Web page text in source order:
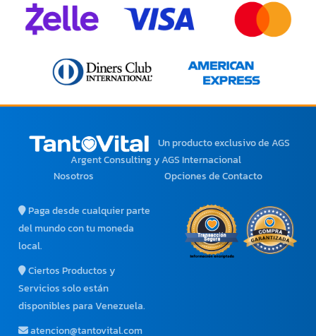
Un producto exclusivode AGS
Argent Consulting y AGS Internacional
Nosotros
Opciones de Contacto
Paga desde cualquier parte
del mundo con tu moneda
local.
Ciertos Productos y
Servicios solo están
disponibles para Venezuela.
atencion@tantovital.com